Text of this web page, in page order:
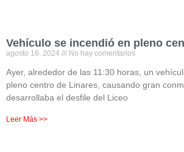
Vehículo se incendió en pleno
agosto 16, 2024 No hay comentarios
Ayer, alrededor de las 11:30 horas, un
pleno centro de Linares, causando gran
desarrollaba el desfile del Liceo
Leer Más >>